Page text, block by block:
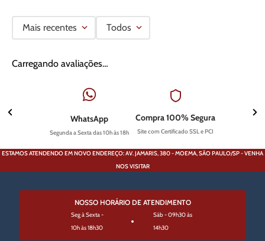
Mais recentes Todos
Carregando avaliações…
WhatsApp
Segunda a Sexta das 10h às 18h
Compra 100% Segura
Site com Certificado SSL e PCI
ESTAMOS ATENDENDO EM NOVO ENDEREÇO: AV. JAMARIS, 380 - MOEMA, SÃO PAULO/SP - VENHA
NOS VISITAR
NOSSO HORÁRIO DE ATENDIMENTO
Seg à Sexta -
10h às 18h30
Sáb - 09h30 às
14h30